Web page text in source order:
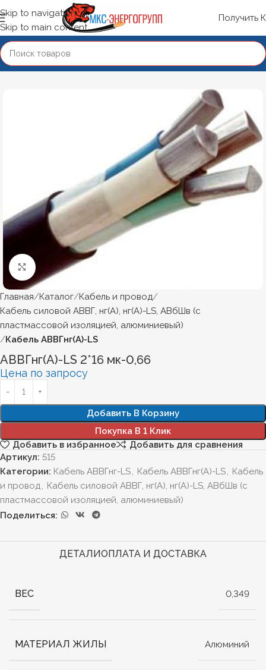
Skip to navigation
Skip to main content
Получить
Нажмите, чтобы увеличить
Главная Каталог Кабель и провод
Кабель силовой АВВГ, нг(А), нг(А)-LS, АВбШв (с
пластмассовой изоляцией, алюминиевый)
Кабель АВВГнг(А)-LS
АВВГнг(А)-LS 2*16 мк-0,66
Цена по запросу
Добавить В Корзину
Покупка В 1 Клик
Добавить в избранное
Добавить для сравнения
Артикул: 515
Категории: Кабель АВВГнг-LS, Кабель АВВГнг(А)-LS, Кабель
и провод, Кабель силовой АВВГ, нг(А), нг(А)-LS, АВбШв (с
пластмассовой изоляцией, алюминиевый)
Поделиться:
ДЕТАЛИОПЛАТА И ДОСТАВКА
ВЕС 0,349
МАТЕРИАЛ ЖИЛЫ Алюминий